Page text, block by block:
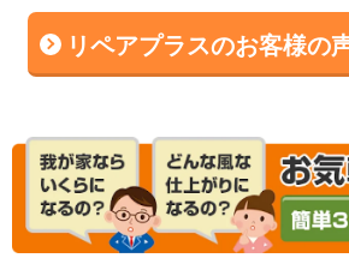
リペアプラスのお客様の